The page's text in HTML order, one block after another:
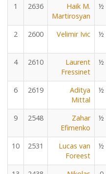
1
2636
Haik M.
Martirosyan
½
2 2600 Velimir Ivic ½
4 2610
Laurent
Fressinet
½
6 2619
Aditya
Mittal
½
9 2548
Zahar
Efimenko
½
10 2531
Lucas van
Foreest
½